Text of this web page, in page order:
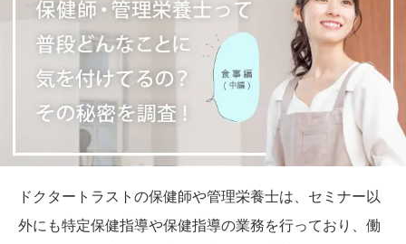
ドクタートラストの保健師や管理栄養士は、セミナー以
外にも特定保健指導や保健指導の業務を行っており、働